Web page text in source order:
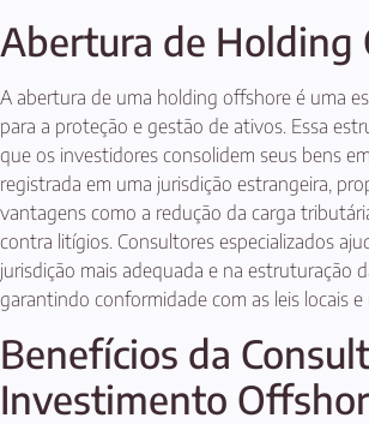
Abertura de Holding
A abertura de uma holding offshore é uma
para a proteção e gestão de ativos. Essa
que os investidores consolidem seus bens
registrada em uma jurisdição estrangeira,
vantagens como a redução da carga
contra litígios. Consultores especializados
jurisdição mais adequada e na estruturação
garantindo conformidade com as leis locais e
Benefícios da
Investimento